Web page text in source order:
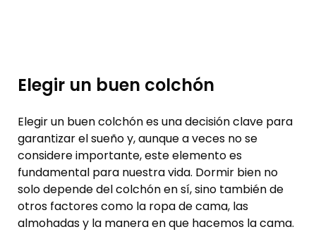
Elegir un buen colchón
Elegir un buen colchón es una decisión clave para
garantizar el sueño y, aunque a veces no se
considere importante, este elemento es
fundamental para nuestra vida. Dormir bien no
solo depende del colchón en sí, sino también de
otros factores como la ropa de cama, las
almohadas y la manera en que hacemos la cama.